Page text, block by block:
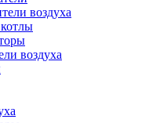
воздуха
воздуха